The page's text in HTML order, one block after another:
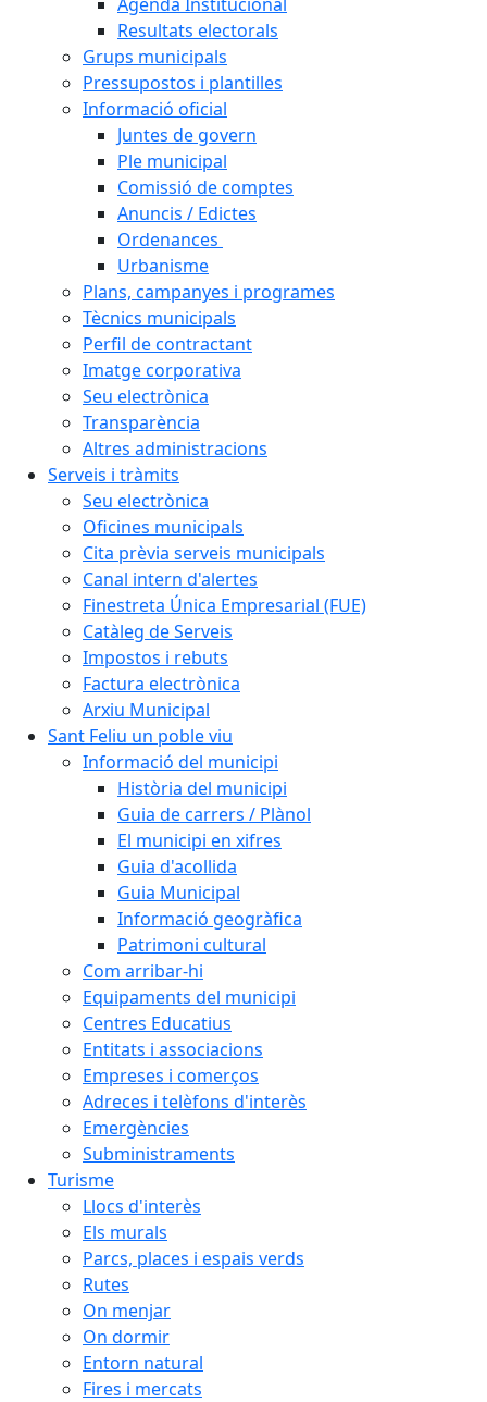
Resultats electorals
Grups municipals
Pressupostos i plantilles
Informació oficial
Juntes de govern
Ple municipal
Comissió de comptes
Anuncis / Edictes
Ordenances
Urbanisme
Plans, campanyes i programes
Tècnics municipals
Perfil de contractant
Imatge corporativa
Seu electrònica
Transparència
Altres administracions
Serveis i tràmits
Seu electrònica
Oficines municipals
Cita prèvia serveis municipals
Canal intern d'alertes
Finestreta Única Empresarial (FUE)
Catàleg de Serveis
Impostos i rebuts
Factura electrònica
Arxiu Municipal
Sant Feliu un poble viu
Informació del municipi
Història del municipi
Guia de carrers / Plànol
El municipi en xifres
Guia d'acollida
Guia Municipal
Informació geogràfica
Patrimoni cultural
Com arribar-hi
Equipaments del municipi
Centres Educatius
Entitats i associacions
Empreses i comerços
Adreces i telèfons d'interès
Emergències
Subministraments
Turisme
Llocs d'interès
Els murals
Parcs, places i espais verds
Rutes
On menjar
On dormir
Entorn natural
Fires i mercats